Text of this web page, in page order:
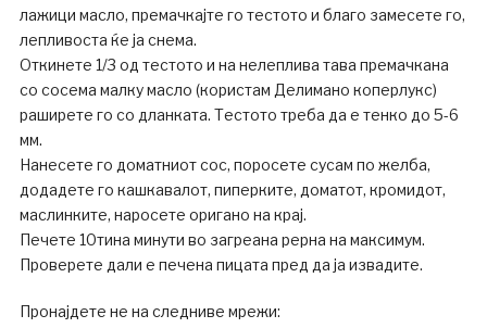
лажици масло, премачкајте го тестото и благо замесете го,
лепливоста ќе ја снема.
Откинете 1/3 од тестото и на нелеплива тава премачкана
со сосема малку масло (користам Делимано коперлукс)
раширете го со дланката. Тестото треба да е тенко до 5-6
мм.
Нанесете го доматниот сос, поросете сусам по желба,
додадете го кашкавалот, пиперките, доматот, кромидот,
маслинките, наросете оригано на крај.
Печете 10тина минути во загреана рерна на максимум.
Проверете дали е печена пицата пред да ја извадите.
Пронајдете не на следниве мрежи: